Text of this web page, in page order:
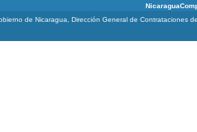
de Nicaragua, Dirección General de Contrataciones